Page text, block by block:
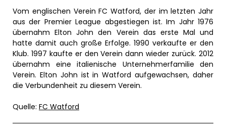
Vom englischen Verein FC Watford, der im letzten Jahr
aus der Premier League abgestiegen ist. Im Jahr 1976
übernahm Elton John den Verein das erste Mal und
hatte damit auch große Erfolge. 1990 verkaufte er den
Klub. 1997 kaufte er den Verein dann wieder zurück. 2012
übernahm eine italienische Unternehmerfamilie den
Verein. Elton John ist in Watford aufgewachsen, daher
die Verbundenheit zu diesem Verein.
Quelle: FC Watford